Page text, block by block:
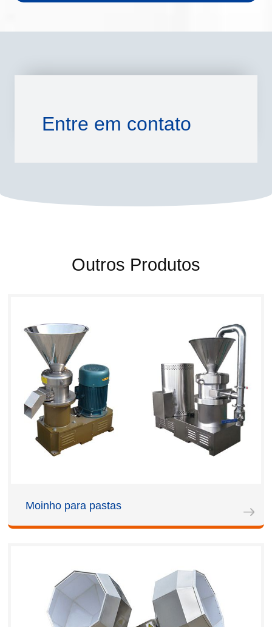
Entre em contato
Outros Produtos
Moinho para pastas